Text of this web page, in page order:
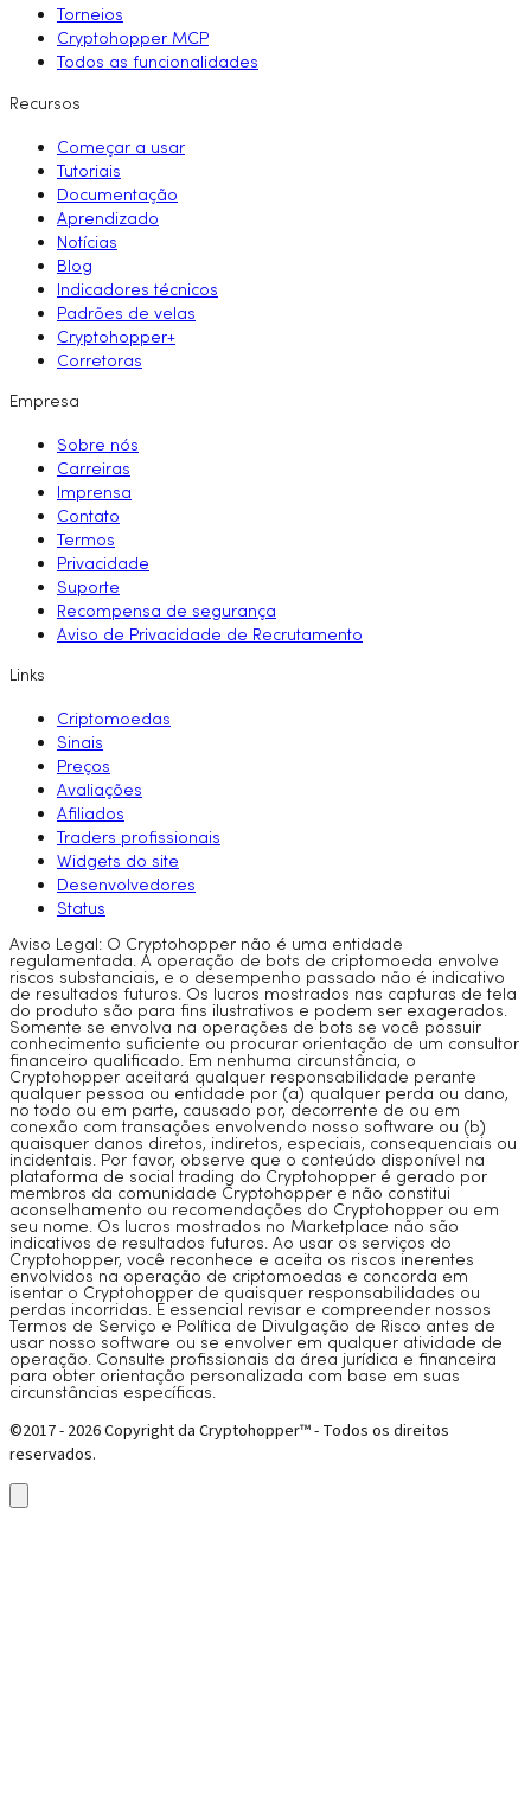
Torneios
Cryptohopper MCP
Todos as funcionalidades
Recursos
Começar a usar
Tutoriais
Documentação
Aprendizado
Notícias
Blog
Indicadores técnicos
Padrões de velas
Cryptohopper+
Corretoras
Empresa
Sobre nós
Carreiras
Imprensa
Contato
Termos
Privacidade
Suporte
Recompensa de segurança
Aviso de Privacidade de Recrutamento
Links
Criptomoedas
Sinais
Preços
Avaliações
Afiliados
Traders profissionais
Widgets do site
Desenvolvedores
Status
Aviso Legal: O Cryptohopper não é uma entidade
regulamentada. A operação de bots de criptomoeda envolve
riscos substanciais, e o desempenho passado não é indicativo
de resultados futuros. Os lucros mostrados nas capturas de tela
do produto são para fins ilustrativos e podem ser exagerados.
Somente se envolva na operações de bots se você possuir
conhecimento suficiente ou procurar orientação de um consultor
financeiro qualificado. Em nenhuma circunstância, o
Cryptohopper aceitará qualquer responsabilidade perante
qualquer pessoa ou entidade por (a) qualquer perda ou dano,
no todo ou em parte, causado por, decorrente de ou em
conexão com transações envolvendo nosso software ou (b)
quaisquer danos diretos, indiretos, especiais, consequenciais ou
incidentais. Por favor, observe que o conteúdo disponível na
plataforma de social trading do Cryptohopper é gerado por
membros da comunidade Cryptohopper e não constitui
aconselhamento ou recomendações do Cryptohopper ou em
seu nome. Os lucros mostrados no Marketplace não são
indicativos de resultados futuros. Ao usar os serviços do
Cryptohopper, você reconhece e aceita os riscos inerentes
envolvidos na operação de criptomoedas e concorda em
isentar o Cryptohopper de quaisquer responsabilidades ou
perdas incorridas. É essencial revisar e compreender nossos
Termos de Serviço e Política de Divulgação de Risco antes de
usar nosso software ou se envolver em qualquer atividade de
operação. Consulte profissionais da área jurídica e financeira
para obter orientação personalizada com base em suas
circunstâncias específicas.
©2017 - 2026 Copyright da Cryptohopper™ - Todos os direitos
reservados.